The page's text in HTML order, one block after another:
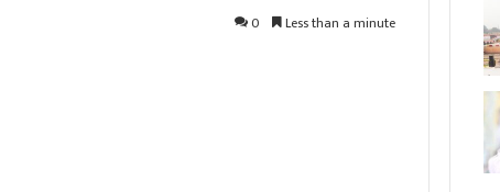
0 Less than a minute